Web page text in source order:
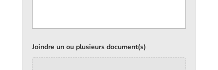
Joindre un ou plusieurs document(s)